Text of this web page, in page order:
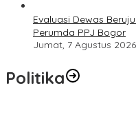
Evaluasi Dewas
Perumda PPJ Bogor
Jumat, 7 Agustus
Politika